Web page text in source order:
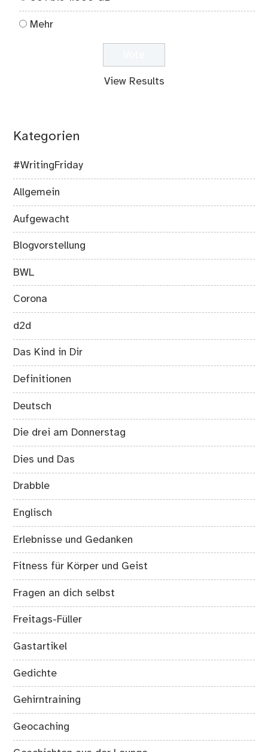
Mehr
View Results
Kategorien
#WritingFriday
Allgemein
Aufgewacht
Blogvorstellung
BWL
Corona
d2d
Das Kind in Dir
Definitionen
Deutsch
Die drei am Donnerstag
Dies und Das
Drabble
Englisch
Erlebnisse und Gedanken
Fitness für Körper und Geist
Fragen an dich selbst
Freitags-Füller
Gastartikel
Gedichte
Gehirntraining
Geocaching